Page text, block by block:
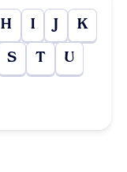
H I J K
S T U